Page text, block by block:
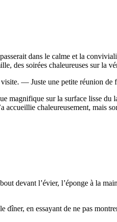
dans le calme et la
des soirées chaleureuses sur la
— Juste une petite réunion de
magnifique sur la surface lisse
chaleureusement, mais
devant l’évier, l’éponge à la
en essayant de ne pas